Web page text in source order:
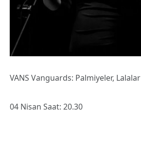
VANS Vanguards: Palmiyeler, Lalalar
04 Nisan Saat: 20.30